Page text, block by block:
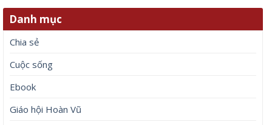
Danh mục
Chia sẻ
Cuộc sống
Ebook
Giáo hội Hoàn Vũ